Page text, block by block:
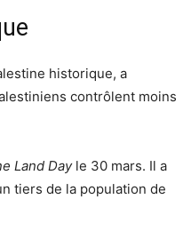
historique, a
contrôlent moins
Land Dayle 30 mars. Il a
tiers de la population de